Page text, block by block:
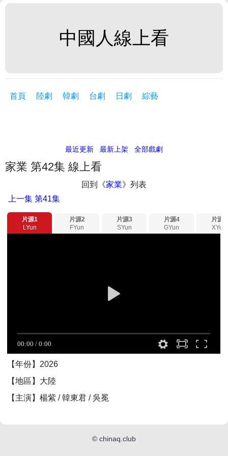
中國人線上看
首頁 陸劇 韓劇 台劇 日劇 綜藝
最近更新 最新上架 全部戲劇
家業 第42集 線上看
回到《家業》列表
上一集 第41集
片源1
LYun
片源2
FYun
片源3
SYun
片源4
GYun
片源5
XYun
【年份】2026
【地區】大陸
【主演】楊紫 / 韓東君 / 吳冕
© chinaq.club